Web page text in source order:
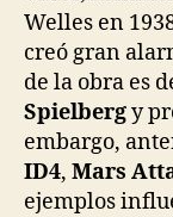
Welles en
creó gran
de la obra es
Spielbergy
embargo,
ID4, Mars
ejemplos